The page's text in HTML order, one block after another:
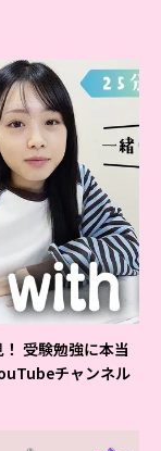
受験勉強に本当
チャンネル